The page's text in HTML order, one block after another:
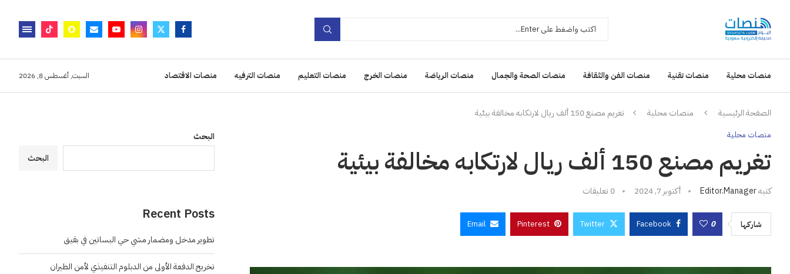
منصات محلية منصات تقنية منصات الفن والثقافة منصات الصحة والجمال منصات الرياضة منصات الخرج منصات التعليم منصات الترفيه منصات الاقتصاد السبت, أغسطس 8, 2026
الصفحة الرئيسية منصات محلية تغريم مصنع 150 ألف ريال لارتكابه مخالفة بيئية
منصات محلية
تغريم مصنع 150 ألف ريال لارتكابه مخالفة بيئية
كتبهEditor.manager أكتوبر 7, 2024 0 تعليقات
شاركها 0
Facebook
Twitter
Pinterest
Email
البحث
البحث
Recent Posts
تطوير مدخل ومضمار مشي حي البساتين في بقيق
تخريج الدفعة الأولى من الدبلوم التنفيذي لأمن الطيران